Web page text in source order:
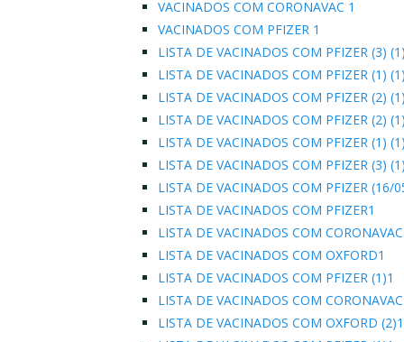
VACINADOS COM CORONAVAC 1
VACINADOS COM PFIZER 1
LISTA DE VACINADOS COM PFIZER (3)
LISTA DE VACINADOS COM PFIZER (1)
LISTA DE VACINADOS COM PFIZER (2)
LISTA DE VACINADOS COM PFIZER (2)
LISTA DE VACINADOS COM PFIZER (1)
LISTA DE VACINADOS COM PFIZER (3)
LISTA DE VACINADOS COM PFIZER (16/
LISTA DE VACINADOS COM PFIZER1
LISTA DE VACINADOS COM
LISTA DE VACINADOS COM OXFORD1
LISTA DE VACINADOS COM PFIZER (1)1
LISTA DE VACINADOS COM
LISTA DE VACINADOS COM OXFORD (2)1